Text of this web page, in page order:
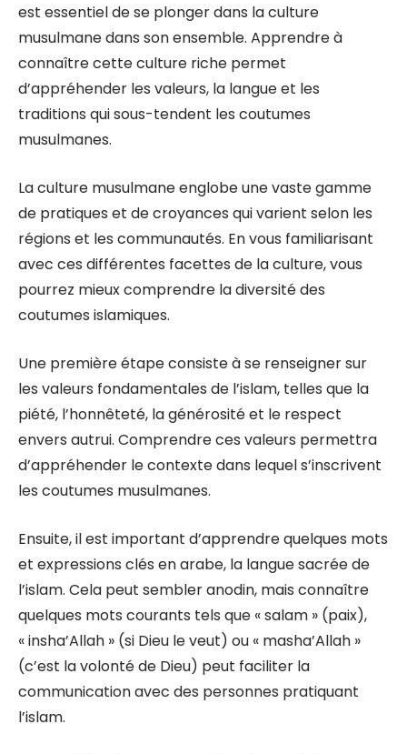
est essentiel de se plonger dans la culture
musulmane dans son ensemble. Apprendre à
connaître cette culture riche permet
d’appréhender les valeurs, la langue et les
traditions qui sous-tendent les coutumes
musulmanes.
La culture musulmane englobe une vaste gamme
de pratiques et de croyances qui varient selon les
régions et les communautés. En vous familiarisant
avec ces différentes facettes de la culture, vous
pourrez mieux comprendre la diversité des
coutumes islamiques.
Une première étape consiste à se renseigner sur
les valeurs fondamentales de l’islam, telles que la
piété, l’honnêteté, la générosité et le respect
envers autrui. Comprendre ces valeurs permettra
d’appréhender le contexte dans lequel s’inscrivent
les coutumes musulmanes.
Ensuite, il est important d’apprendre quelques mots
et expressions clés en arabe, la langue sacrée de
l’islam. Cela peut sembler anodin, mais connaître
quelques mots courants tels que « salam » (paix),
« insha’Allah » (si Dieu le veut) ou « masha’Allah »
(c’est la volonté de Dieu) peut faciliter la
communication avec des personnes pratiquant
l’islam.